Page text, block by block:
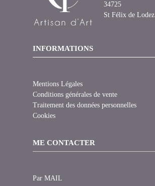
34725
St Félix de Lodez
INFORMATIONS
Mentions Légales
Conditions générales de vente
Traitement des données personnelles
Cookies
ME CONTACTER
Par MAIL